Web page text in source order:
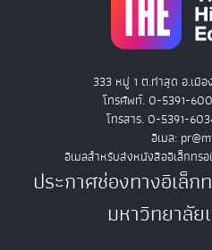
333 หมู่ 1 ต.ท่าสุด อ.เมื
โทรศัพท์. 0-5391-
โทรสาร. 0-5391-
อีเมล:
อีเมลสำหรับส่งหนังสืออิเล็กทร
ประกาศช่องทางอิเล็
มหาวิทยาลั